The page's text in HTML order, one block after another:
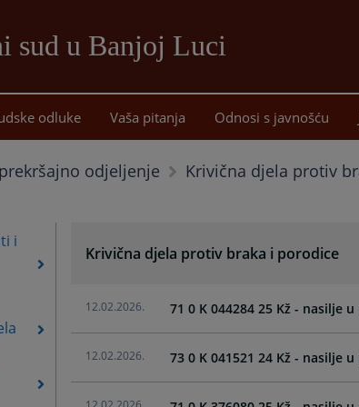
sud u Banjoj Luci
sadržaj
odluke Vaša pitanja Odnosi s javnošću
odjeljenje Krivična djela protiv
i
Krivična djela protiv braka i porodice
12.02.2026. 71 0 K 044284 25 Kž - nasilje
12.02.2026. 73 0 K 041521 24 Kž - nasilje